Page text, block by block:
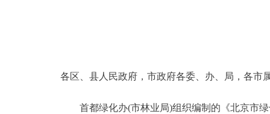
各区、县人民政府，市政府各委、办、局，各市
首都绿化办(市林业局)组织编制的《北京市绿